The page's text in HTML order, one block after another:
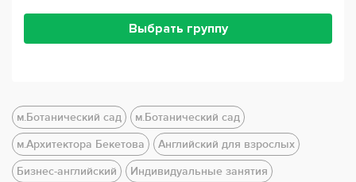
Выбрать группу
м.Ботанический сад
м.Ботанический сад
м.Архитектора Бекетова
Английский для взрослых
Бизнес-английский
Индивидуальные занятия